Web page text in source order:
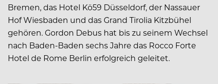
Bremen, das Hotel Kö59 Düsseldorf, der Nassauer
Hof Wiesbaden und das Grand Tirolia Kitzbühel
gehören. Gordon Debus hat bis zu seinem Wechsel
nach Baden-Baden sechs Jahre das Rocco Forte
Hotel de Rome Berlin erfolgreich geleitet.